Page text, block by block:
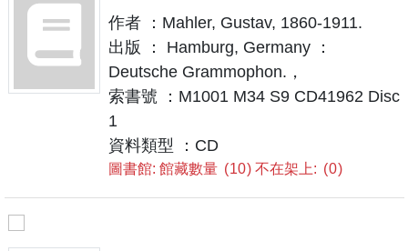
作者 ：Mahler, Gustav, 1860-1911.
出版 ： Hamburg, Germany ：
Deutsche Grammophon.，
索書號 ：M1001 M34 S9 CD41962 Disc
1
資料類型 ：CD
圖書館: 館藏數量 10 不在架上: 0